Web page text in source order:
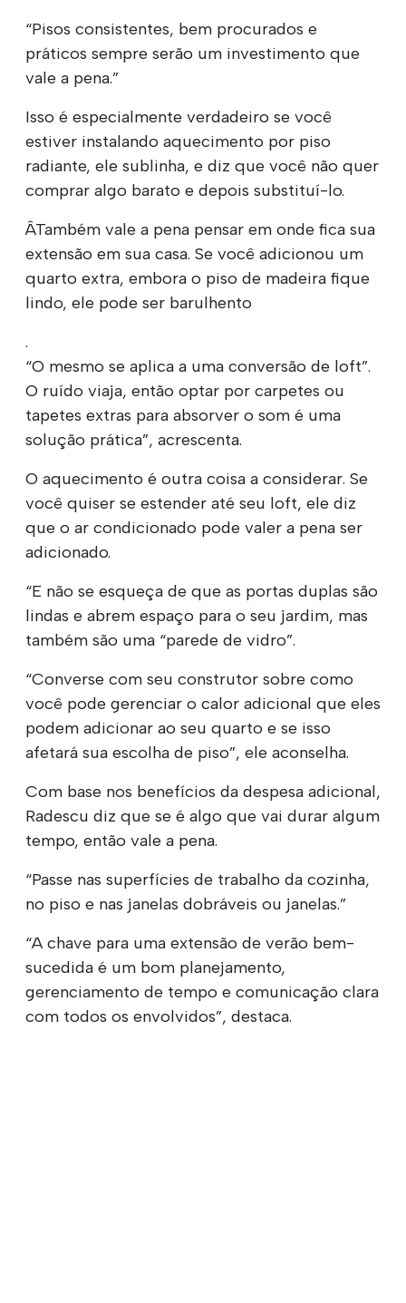
“Pisos consistentes, bem procurados e
práticos sempre serão um investimento que
vale a pena.”
Isso é especialmente verdadeiro se você
estiver instalando aquecimento por piso
radiante, ele sublinha, e diz que você não quer
comprar algo barato e depois substituí-lo.
ÂTambém vale a pena pensar em onde fica sua
extensão em sua casa. Se você adicionou um
quarto extra, embora o piso de madeira fique
lindo, ele pode ser barulhento
.
“O mesmo se aplica a uma conversão de loft”.
O ruído viaja, então optar por carpetes ou
tapetes extras para absorver o som é uma
solução prática”, acrescenta.
O aquecimento é outra coisa a considerar. Se
você quiser se estender até seu loft, ele diz
que o ar condicionado pode valer a pena ser
adicionado.
“E não se esqueça de que as portas duplas são
lindas e abrem espaço para o seu jardim, mas
também são uma “parede de vidro”.
“Converse com seu construtor sobre como
você pode gerenciar o calor adicional que eles
podem adicionar ao seu quarto e se isso
afetará sua escolha de piso”, ele aconselha.
Com base nos benefícios da despesa adicional,
Radescu diz que se é algo que vai durar algum
tempo, então vale a pena.
“Passe nas superfícies de trabalho da cozinha,
no piso e nas janelas dobráveis ou janelas.”
“A chave para uma extensão de verão bem-
sucedida é um bom planejamento,
gerenciamento de tempo e comunicação clara
com todos os envolvidos”, destaca.